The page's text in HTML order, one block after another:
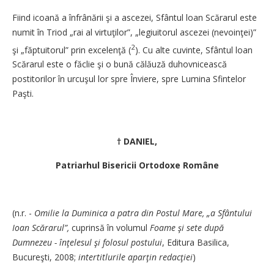
Fiind icoană a înfrânării şi a ascezei, Sfântul loan Scărarul este
numit în Triod „rai al virtuţilor”, „legiuitorul ascezei (nevoinţei)”
şi „făptuitorul” prin excelenţă (2). Cu alte cuvinte, Sfântul loan
Scărarul este o făclie şi o bună călăuză duhovnicească
postitorilor în urcuşul lor spre Înviere, spre Lumina Sfintelor
Paşti.
† DANIEL,
Patriarhul Bisericii Ortodoxe Române
(n.r. - Omilie la Duminica a patra din Postul Mare, „a Sfântului
Ioan Scărarul”, cuprinsă în volumul Foame şi sete după
Dumnezeu - înţelesul şi folosul postului, Editura Basilica,
Bucureşti, 2008; intertitlurile aparţin redacţiei)